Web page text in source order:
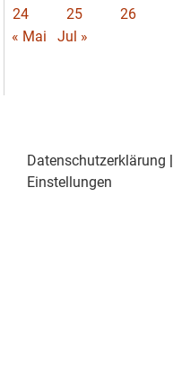
24
25 26
« Mai
Jul »
Datenschutzerklärung |
Einstellungen